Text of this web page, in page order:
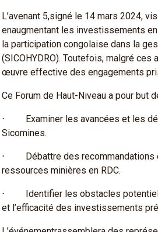
L’avenant 5,signé le 14 mars 2024,
enaugmentant les investissements
la participation congolaise dans la
(SICOHYDRO). Toutefois, malgré
œuvre effective des engagements
Ce Forum de Haut-Niveau a pour but
⋅ Examiner les avancées et les
Sicomines.
⋅ Débattre des recommandations
ressources minières en RDC.
⋅ Identifier les obstacles potentiels
et l’efficacité des investissements